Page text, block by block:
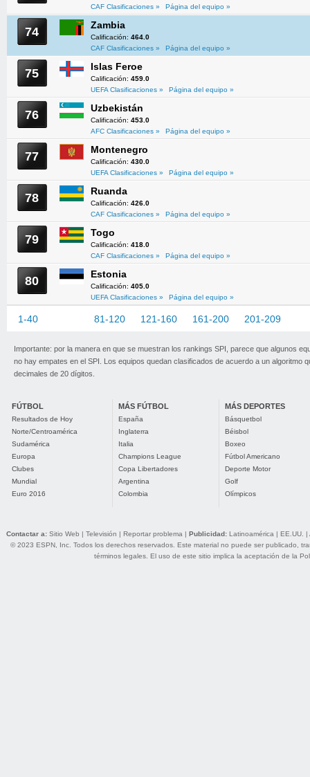
CAF Clasificaciones »
Página del equipo »
74 Zambia
Calificación: 464.0
CAF Clasificaciones »
Página del equipo »
75 Islas Feroe
Calificación: 459.0
UEFA Clasificaciones »
Página del equipo »
76 Uzbekistán
Calificación: 453.0
AFC Clasificaciones »
Página del equipo »
77 Montenegro
Calificación: 430.0
UEFA Clasificaciones »
Página del equipo »
78 Ruanda
Calificación: 426.0
CAF Clasificaciones »
Página del equipo »
79 Togo
Calificación: 418.0
CAF Clasificaciones »
Página del equipo »
80 Estonia
Calificación: 405.0
UEFA Clasificaciones »
Página del equipo »
1-40 81-120 121-160 161-200 201-209
Importante: por la manera en que se muestran los rankings SPI, parece que algunos
no hay empates en el SPI. Los equipos quedan clasificados de acuerdo a un algoritmo
decimales de 20 dígitos.
FÚTBOL
Resultados de Hoy
Norte/Centroamérica
Sudamérica
Europa
Clubes
Mundial
Euro 2016
MÁS FÚTBOL
España
Inglaterra
Italia
Champions League
Copa Libertadores
Argentina
Colombia
MÁS DEPORTES
Básquetbol
Béisbol
Boxeo
Fútbol Americano
Deporte Motor
Golf
Olímpicos
Contactar a: Sitio Web | Televisión | Reportar problema | Publicidad: Latinoamérica | EE.UU. |
© 2023 ESPN, Inc. Todos los derechos reservados. Este material no puede ser publicado,
términos legales. El uso de este sitio implica la aceptación de la